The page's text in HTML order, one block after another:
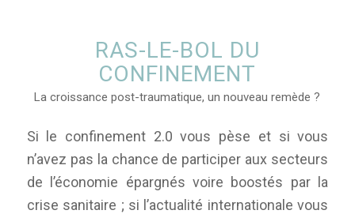
RAS-LE-BOL DU
CONFINEMENT
La croissance post-traumatique, un nouveau remède ?
Si le confinement 2.0 vous pèse et si vous
n’avez pas la chance de participer aux secteurs
de l’économie épargnés voire boostés par la
crise sanitaire ; si l’actualité internationale vous